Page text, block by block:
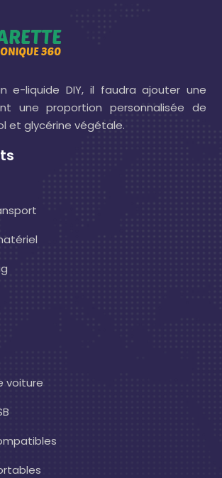
e-liquide DIY, il faudra ajouter une
une proportion personnalisée de
et glycérine végétale.
voiture